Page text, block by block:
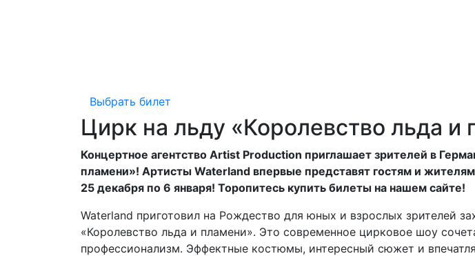
Выбрать билет
Цирк на льду «Королевство льда и
Концертное агентство Artist Production приглашает зрителей в
пламени»! Артисты Waterland впервые представят гостям и
25 декабря по 6 января! Торопитесь купить билеты на нашем сайте!
Waterland приготовил на Рождество для юных и взрослых зрителей
«Королевство льда и пламени». Это современное цирковое шоу
профессионализм. Эффектные костюмы, интересный сюжет и